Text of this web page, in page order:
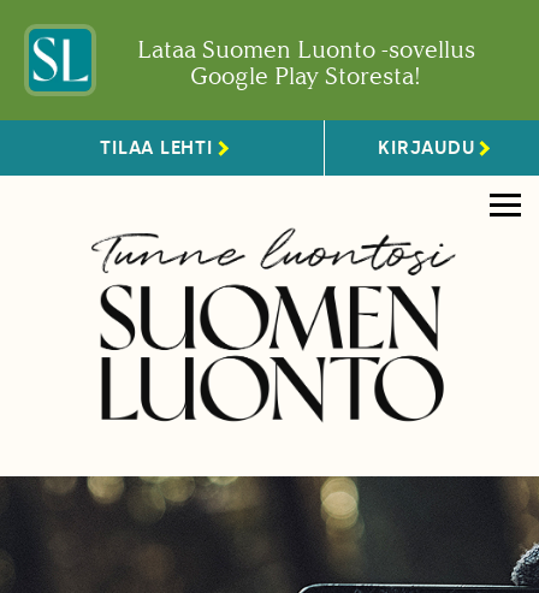
Lataa Suomen Luonto -sovellus
Google Play Storesta!
TILAA LEHTI KIRJAUDU